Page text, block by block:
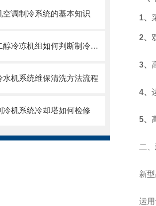
空调制冷系统的基本知识
螺杆式乙二醇冷冻机组如何判断制冷剂不足
水机系统维保清洗方法流程
冷机系统冷却塔如何检修
1、
2、
3、
4、
5、
二、
新
运